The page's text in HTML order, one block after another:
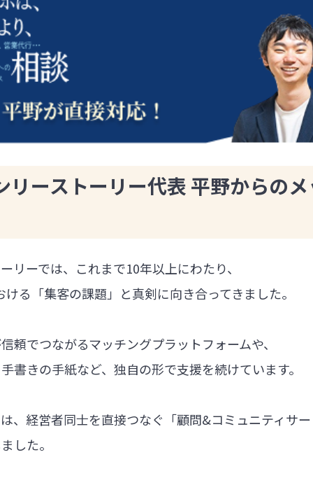
リーストーリー代表 平野からの
リーでは、これまで10年以上にわたり、
る「集客の課題」と真剣に向き合ってきました。
頼でつながるマッチングプラットフォームや、
書きの手紙など、独自の形で支援を続けています。
、経営者同士を直接つなぐ「顧問&コミュニティサ
した。